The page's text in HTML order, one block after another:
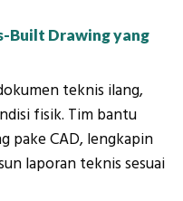
Built Drawing yang
teknis ilang,
fisik. Tim bantu
pake CAD, lengkapin
laporan teknis sesuai